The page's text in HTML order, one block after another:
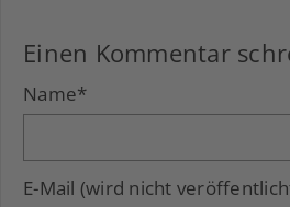
Einen Kommentar
Name*
E-Mail (wird nicht